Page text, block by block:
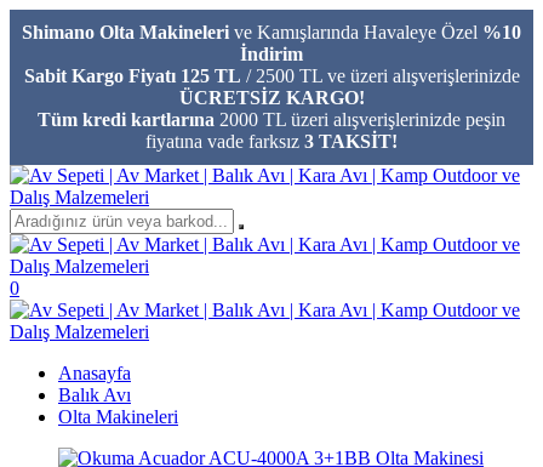
Shimano Olta Makineleri ve Kamışlarında Havaleye Özel %10
İndirim
Sabit Kargo Fiyatı 125 TL / 2500 TL ve üzeri alışverişlerinizde
ÜCRETSİZ KARGO!
Tüm kredi kartlarına 2000 TL üzeri alışverişlerinizde peşin
fiyatına vade farksız 3 TAKSİT!
0
Anasayfa
Balık Avı
Olta Makineleri